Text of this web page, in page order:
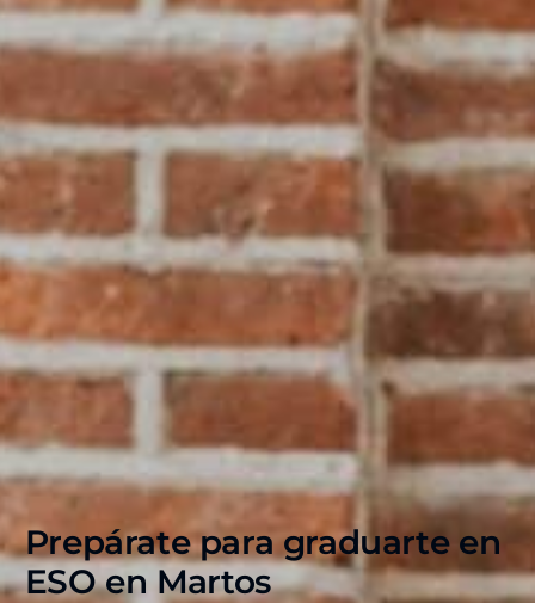
Prepárate para graduarte en
ESO en Martos